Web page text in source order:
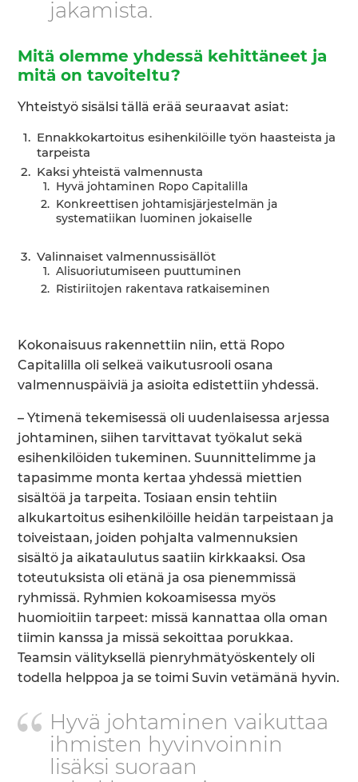
jakamista.
Mitä olemme yhdessä kehittäneet ja
mitä on tavoiteltu?
Yhteistyö sisälsi tällä erää seuraavat asiat:
Ennakkokartoitus esihenkilöille työn haasteista ja
tarpeista
Kaksi yhteistä valmennusta
Hyvä johtaminen Ropo Capitalilla
Konkreettisen johtamisjärjestelmän ja
systematiikan luominen jokaiselle
Valinnaiset valmennussisällöt
Alisuoriutumiseen puuttuminen
Ristiriitojen rakentava ratkaiseminen
Kokonaisuus rakennettiin niin, että Ropo
Capitalilla oli selkeä vaikutusrooli osana
valmennuspäiviä ja asioita edistettiin yhdessä.
– Ytimenä tekemisessä oli uudenlaisessa arjessa
johtaminen, siihen tarvittavat työkalut sekä
esihenkilöiden tukeminen. Suunnittelimme ja
tapasimme monta kertaa yhdessä miettien
sisältöä ja tarpeita. Tosiaan ensin tehtiin
alkukartoitus esihenkilöille heidän tarpeistaan ja
toiveistaan, joiden pohjalta valmennuksien
sisältö ja aikataulutus saatiin kirkkaaksi. Osa
toteutuksista oli etänä ja osa pienemmissä
ryhmissä. Ryhmien kokoamisessa myös
huomioitiin tarpeet: missä kannattaa olla oman
tiimin kanssa ja missä sekoittaa porukkaa.
Teamsin välityksellä pienryhmätyöskentely oli
todella helppoa ja se toimi Suvin vetämänä hyvin.
Hyvä johtaminen vaikuttaa
ihmisten hyvinvoinnin
lisäksi suoraan